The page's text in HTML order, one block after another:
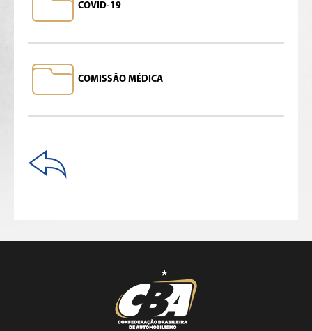
COVID-19
COMISSÃO MÉDICA